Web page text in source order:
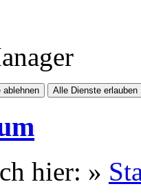
ablehnen Alle Dienste erlauben
hier: »